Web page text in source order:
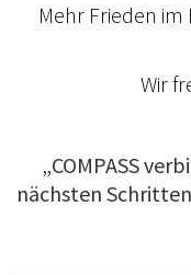
Mehr Frieden
Wir
„COMPASS
nächsten